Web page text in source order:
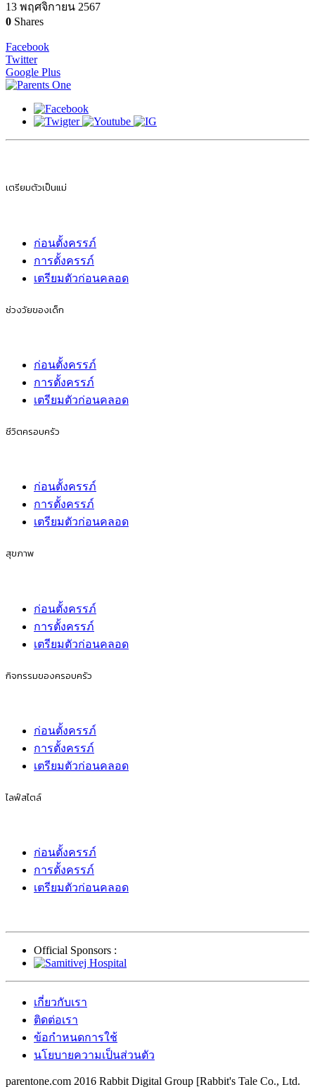
13 พฤศจิกายน 2567
0 Shares
Facebook
Twitter
Google Plus
เตรียมตัวเป็นแม่
ก่อนตั้งครรภ์
การตั้งครรภ์
เตรียมตัวก่อนคลอด
ช่วงวัยของเด็ก
ก่อนตั้งครรภ์
การตั้งครรภ์
เตรียมตัวก่อนคลอด
ชีวิตครอบครัว
ก่อนตั้งครรภ์
การตั้งครรภ์
เตรียมตัวก่อนคลอด
สุขภาพ
ก่อนตั้งครรภ์
การตั้งครรภ์
เตรียมตัวก่อนคลอด
กิจกรรมของครอบครัว
ก่อนตั้งครรภ์
การตั้งครรภ์
เตรียมตัวก่อนคลอด
ไลฟ์สไตล์
ก่อนตั้งครรภ์
การตั้งครรภ์
เตรียมตัวก่อนคลอด
Official Sponsors :
เกี่ยวกับเรา
ติดต่อเรา
ข้อกำหนดการใช้
นโยบายความเป็นส่วนตัว
parentone.com 2016 Rabbit Digital Group [Rabbit's Tale Co., Ltd.